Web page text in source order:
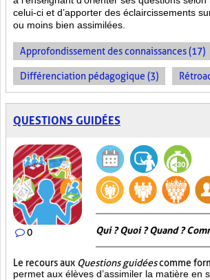
celui-ci et d’apporter des éclaircissements
ou moins bien assimilées.
Approfondissement des connaissances (17)
Différenciation pédagogique (3)
QUESTIONS GUIDÉES
0 Qui ? Quoi ? Quand ?
Le recours aux Questions guidéescomme
permet aux élèves d’assimiler la matière en